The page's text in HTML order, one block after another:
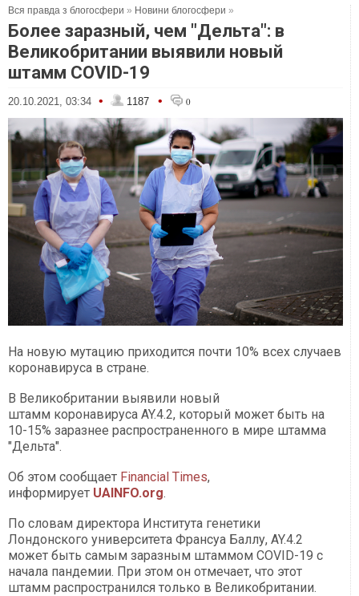
Вся правда з блогосфери » Новини блогосфери »
Более заразный, чем "Дельта": в
Великобритании выявили новый
штамм COVID-19
20.10.2021, 03:34 • 1187 • 0
На новую мутацию приходится почти 10% всех случаев
коронавируса в стране.
В Великобритании выявили новый
штамм коронавируса AY.4.2, который может быть на
10-15% заразнее распространенного в мире штамма
"Дельта".
Об этом сообщает Financial Times,
информирует UAINFO.org.
По словам директора Института генетики
Лондонского университета Франсуа Баллу, AY.4.2
может быть самым заразным штаммом COVID-19 с
начала пандемии. При этом он отмечает, что этот
штамм распространился только в Великобритании.